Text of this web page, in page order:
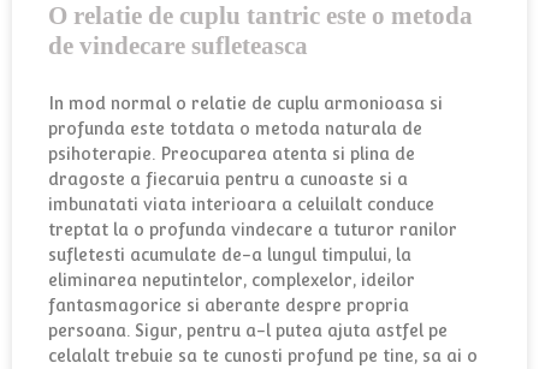
O relatie de cuplu tantric este o metoda
de vindecare sufleteasca
In mod normal o relatie de cuplu armonioasa si
profunda este totdata o metoda naturala de
psihoterapie. Preocuparea atenta si plina de
dragoste a fiecaruia pentru a cunoaste si a
imbunatati viata interioara a celuilalt conduce
treptat la o profunda vindecare a tuturor ranilor
sufletesti acumulate de-a lungul timpului, la
eliminarea neputintelor, complexelor, ideilor
fantasmagorice si aberante despre propria
persoana. Sigur, pentru a-l putea ajuta astfel pe
celalalt trebuie sa te cunosti profund pe tine, sa ai o